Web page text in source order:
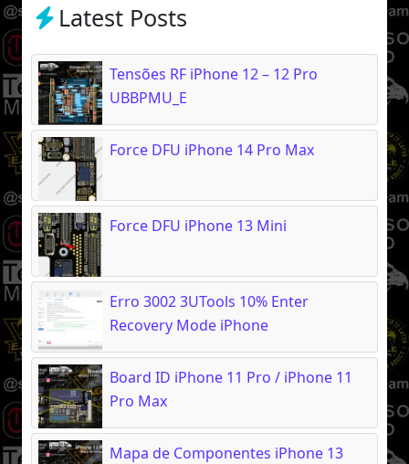
Latest Posts
Tensões RF iPhone 12 – 12 Pro
UBBPMU_E
Force DFU iPhone 14 Pro Max
Force DFU iPhone 13 Mini
Erro 3002 3UTools 10% Enter
Recovery Mode iPhone
Board ID iPhone 11 Pro / iPhone 11
Pro Max
Mapa de Componentes iPhone 13